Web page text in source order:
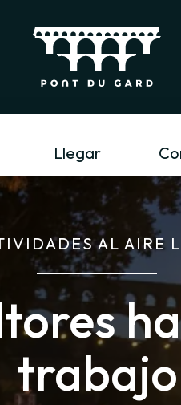
Llegar
AL AIRE
trabajo